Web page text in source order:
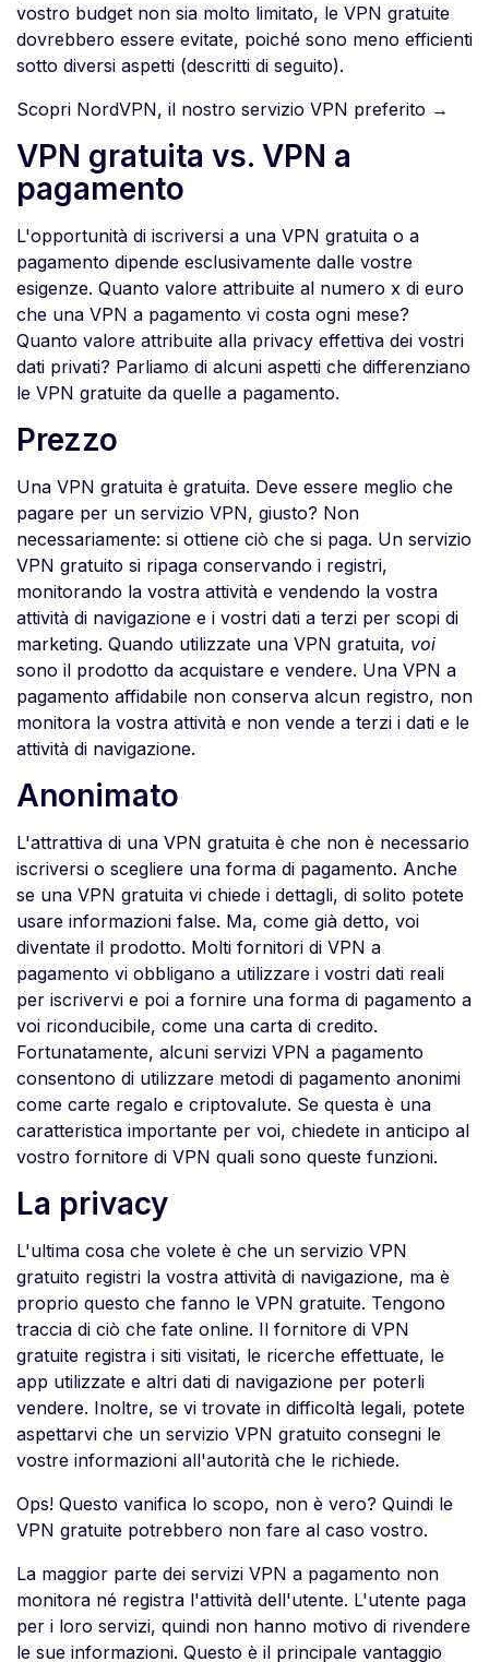
vostro budget non sia molto limitato, le VPN gratuite
dovrebbero essere evitate, poiché sono meno efficienti
sotto diversi aspetti (descritti di seguito).
Scopri NordVPN, il nostro servizio VPN preferito →
VPN gratuita vs. VPN a
pagamento
L'opportunità di iscriversi a una VPN gratuita o a
pagamento dipende esclusivamente dalle vostre
esigenze. Quanto valore attribuite al numero x di euro
che una VPN a pagamento vi costa ogni mese?
Quanto valore attribuite alla privacy effettiva dei vostri
dati privati? Parliamo di alcuni aspetti che differenziano
le VPN gratuite da quelle a pagamento.
Prezzo
Una VPN gratuita è gratuita. Deve essere meglio che
pagare per un servizio VPN, giusto? Non
necessariamente: si ottiene ciò che si paga. Un servizio
VPN gratuito si ripaga conservando i registri,
monitorando la vostra attività e vendendo la vostra
attività di navigazione e i vostri dati a terzi per scopi di
marketing. Quando utilizzate una VPN gratuita, voi
sono il prodotto da acquistare e vendere. Una VPN a
pagamento affidabile non conserva alcun registro, non
monitora la vostra attività e non vende a terzi i dati e le
attività di navigazione.
Anonimato
L'attrattiva di una VPN gratuita è che non è necessario
iscriversi o scegliere una forma di pagamento. Anche
se una VPN gratuita vi chiede i dettagli, di solito potete
usare informazioni false. Ma, come già detto, voi
diventate il prodotto. Molti fornitori di VPN a
pagamento vi obbligano a utilizzare i vostri dati reali
per iscrivervi e poi a fornire una forma di pagamento a
voi riconducibile, come una carta di credito.
Fortunatamente, alcuni servizi VPN a pagamento
consentono di utilizzare metodi di pagamento anonimi
come carte regalo e criptovalute. Se questa è una
caratteristica importante per voi, chiedete in anticipo al
vostro fornitore di VPN quali sono queste funzioni.
La privacy
L'ultima cosa che volete è che un servizio VPN
gratuito registri la vostra attività di navigazione, ma è
proprio questo che fanno le VPN gratuite. Tengono
traccia di ciò che fate online. Il fornitore di VPN
gratuite registra i siti visitati, le ricerche effettuate, le
app utilizzate e altri dati di navigazione per poterli
vendere. Inoltre, se vi trovate in difficoltà legali, potete
aspettarvi che un servizio VPN gratuito consegni le
vostre informazioni all'autorità che le richiede.
Ops! Questo vanifica lo scopo, non è vero? Quindi le
VPN gratuite potrebbero non fare al caso vostro.
La maggior parte dei servizi VPN a pagamento non
monitora né registra l'attività dell'utente. L'utente paga
per i loro servizi, quindi non hanno motivo di rivendere
le sue informazioni. Questo è il principale vantaggio